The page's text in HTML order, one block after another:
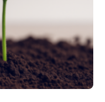
einer
dar, denn…